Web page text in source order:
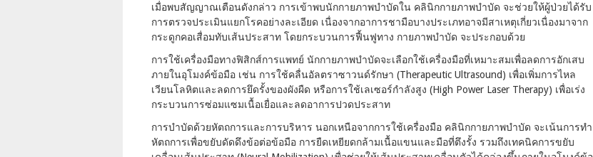
เมื่อพบสัญญาณเตือนดังกล่าว การเข้าพบนักกายภาพบำบัดใน คลินิกกายภาพบำบัด จะช่วยให้ผู้ป่วยได้รับ
การตรวจประเมินแยกโรคอย่างละเอียด เนื่องจากอาการชามือบางประเภทอาจมีสาเหตุเกี่ยวเนื่องมาจาก
กระดูกคอเสื่อมทับเส้นประสาท โดยกระบวนการฟื้นฟูทาง กายภาพบำบัด จะประกอบด้วย
การใช้เครื่องมือทางฟิสิกส์การแพทย์ นักกายภาพบำบัดจะเลือกใช้เครื่องมือที่เหมาะสมเพื่อลดการอักเสบ
ภายในอุโมงค์ข้อมือ เช่น การใช้คลื่นอัลตราซาวนด์รักษา (Therapeutic Ultrasound) เพื่อเพิ่มการไหล
เวียนโลหิตและลดการยึดรั้งของผังผืด หรือการใช้เลเซอร์กำลังสูง (High Power Laser Therapy) เพื่อเร่ง
กระบวนการซ่อมแซมเนื้อเยื่อและลดอาการปวดประสาท
การบำบัดด้วยหัตถการและการบริหาร นอกเหนือจากการใช้เครื่องมือ คลินิกกายภาพบำบัด จะเน้นการทำ
หัตถการเพื่อขยับดัดดึงข้อต่อข้อมือ การยืดเหยียดกล้ามเนื้อแขนและมือที่ตึงรั้ง รวมถึงเทคนิคการขยับ